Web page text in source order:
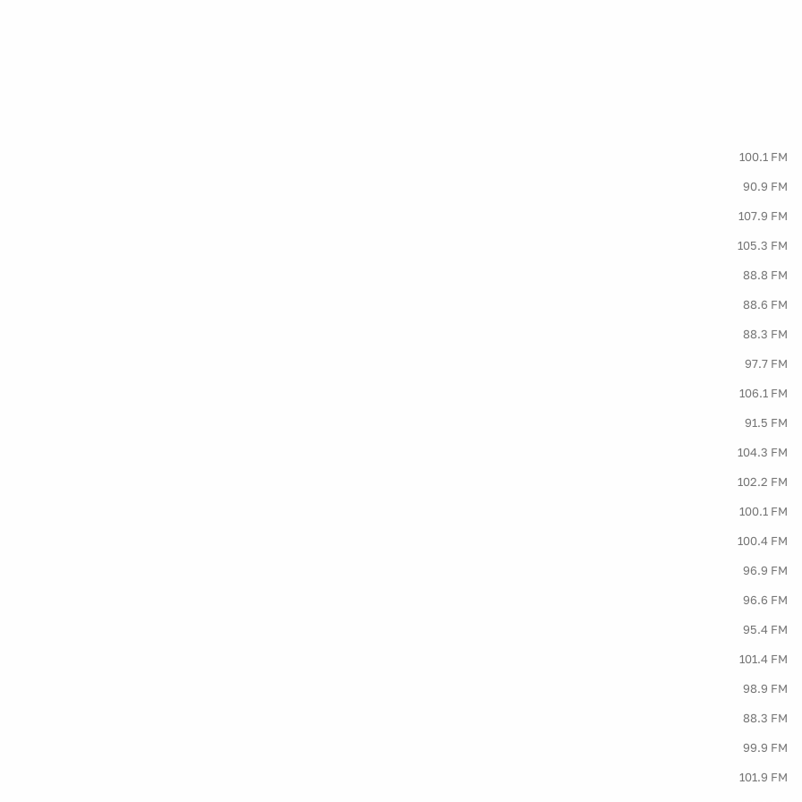
100.1 FM
90.9 FM
107.9 FM
105.3 FM
88.8 FM
88.6 FM
88.3 FM
97.7 FM
106.1 FM
91.5 FM
104.3 FM
102.2 FM
100.1 FM
100.4 FM
96.9 FM
96.6 FM
95.4 FM
101.4 FM
98.9 FM
88.3 FM
99.9 FM
101.9 FM